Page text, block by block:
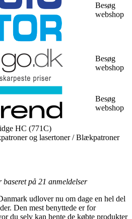
Besøg
webshop
Besøg
webshop
Besøg
webshop
HC (771C)
og lasertoner / Blækpatroner
baseret på 21 anmeldelser
udlover nu om dage en hel del
Den mest benyttede er for
du selv kan hente de købte produkter